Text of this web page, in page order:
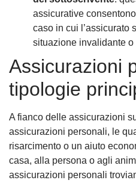
assicurative
caso in cui l’assicurato
situazione invalidante o
Assicurazioni
tipologie
A fianco delle assicurazioni
assicurazioni personali, le
risarcimento o un aiuto
casa, alla persona o agli
assicurazioni personali